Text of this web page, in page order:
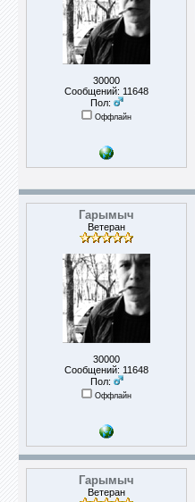
30000
Сообщений: 11648
Пол:
Оффлайн
Гарымыч
Ветеран
30000
Сообщений: 11648
Пол:
Оффлайн
Гарымыч
Ветеран